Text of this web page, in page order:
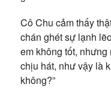
Cô Chu cảm thấy
chán ghét sự lạnh
em không tốt,
chịu hát, như vậy là
không?”